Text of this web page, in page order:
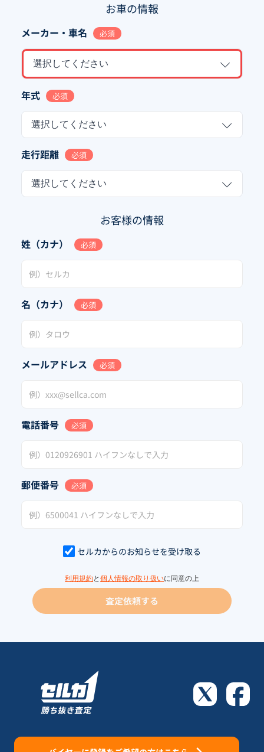
お車の情報
メーカー・車名 必須
選択してください
年式 必須
選択してください
走行距離 必須
選択してください
お客様の情報
姓（カナ） 必須
名（カナ） 必須
メールアドレス 必須
電話番号 必須
郵便番号 必須
セルカからのお知らせを受け取る
利用規約と 個人情報の取り扱いに同意の上
査定依頼する